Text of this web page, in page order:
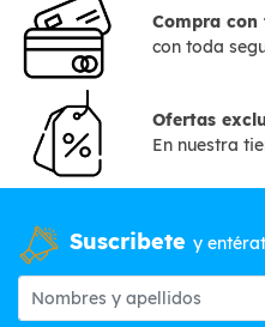
Compra
con toda
Ofertas
En nuestra
Suscribete y